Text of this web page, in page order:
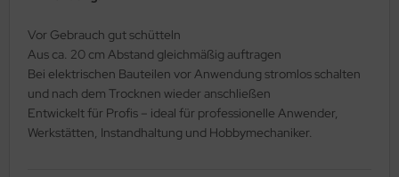
Vor Gebrauch gut schütteln
Aus ca. 20 cm Abstand gleichmäßig auftragen
Bei elektrischen Bauteilen vor Anwendung stromlos schalten
und nach dem Trocknen wieder anschließen
Entwickelt für Profis – ideal für professionelle Anwender,
Werkstätten, Instandhaltung und Hobbymechaniker.